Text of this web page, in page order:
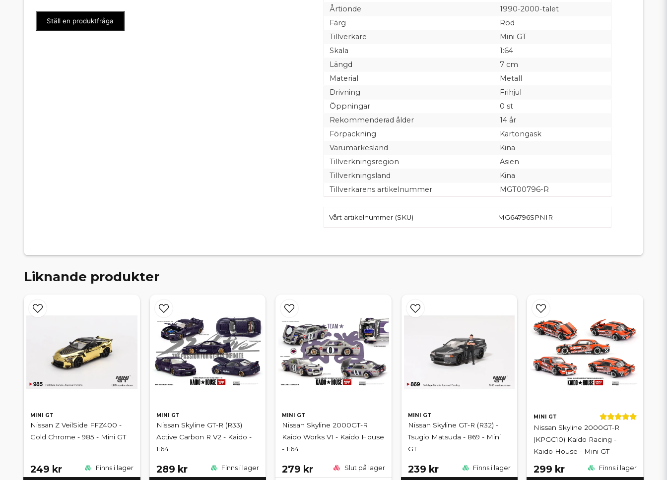
Ställ en produktfråga
Årtionde
1990-2000-talet
Färg
Röd
Tillverkare
Mini GT
Skala
1:64
Längd
7 cm
Material
Metall
Drivning
Frihjul
Öppningar
0 st
Rekommenderad ålder
14 år
Förpackning
Kartongask
Varumärkesland
Kina
Tillverkningsregion
Asien
Tillverkningsland
Kina
Tillverkarens artikelnummer
MGT00796-R
Vårt artikelnummer (SKU) MG64796SPNIR
Liknande produkter
MINI GT
Nissan Z VeilSide FFZ400 -
Gold Chrome - 985 - Mini GT
249 kr Finns i lager
MINI GT
Nissan Skyline GT-R (R33)
Active Carbon R V2 - Kaido -
1:64
289 kr Finns i lager
MINI GT
Nissan Skyline 2000GT-R
Kaido Works V1 - Kaido House
- 1:64
279 kr Slut på lager
MINI GT
Nissan Skyline GT-R (R32) -
Tsugio Matsuda - 869 - Mini
GT
239 kr Finns i lager
MINI GT
Nissan Skyline 2000GT-R
(KPGC10) Kaido Racing -
Kaido House - Mini GT
299 kr Finns i lager